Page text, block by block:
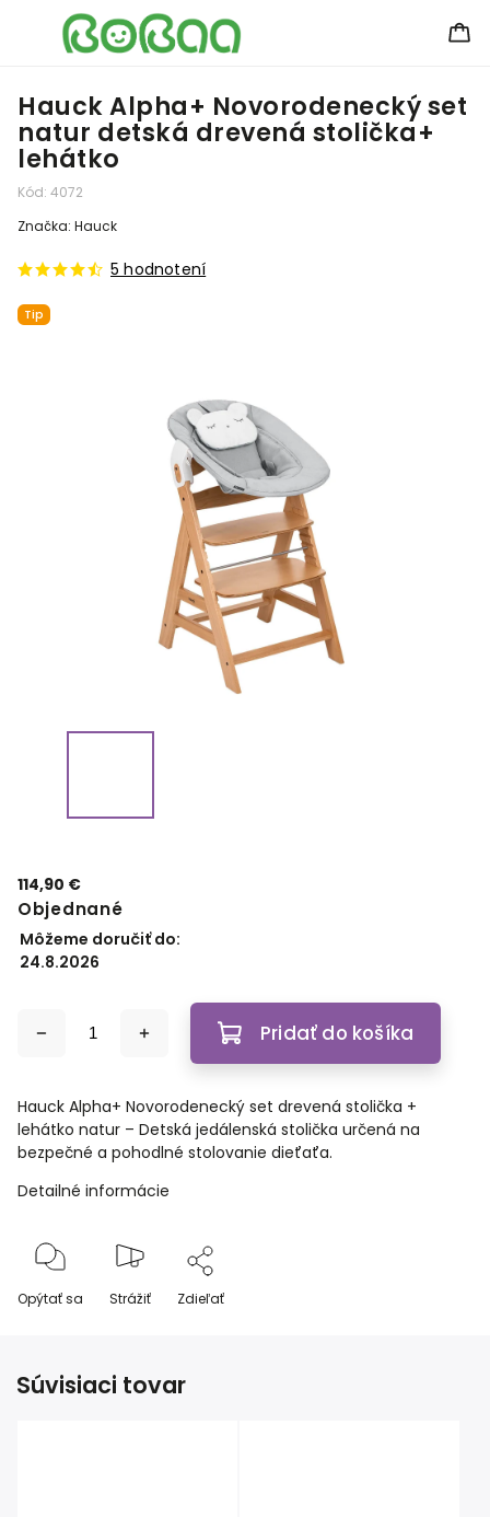
Hauck Alpha+ Novorodenecký set
natur detská drevená stolička+
lehátko
Kód: 4072
Tip
5 hodnotení
Značka: Hauck
114,90 €
Objednané
Môžeme doručiť do:
24.8.2026
Pridať do košíka
Hauck Alpha+ Novorodenecký set drevená stolička +
lehátko natur – Detská jedálenská stolička určená na
bezpečné a pohodlné stolovanie dieťaťa.
Detailné informácie
Opýtať sa Strážiť Zdieľať
Súvisiaci tovar